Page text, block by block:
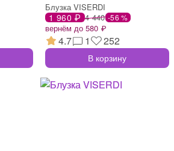
Блузка VISERDI
1 960 ₽ 4 440 -56 %
вернём до 580 ₽
4.7 1 252
В корзину